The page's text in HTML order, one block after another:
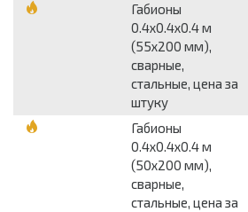
Габионы
0.4х0.4х0.4 м
(55х200 мм),
сварные,
стальные, цена за
штуку
Габионы
0.4х0.4х0.4 м
(50х200 мм),
сварные,
стальные, цена за